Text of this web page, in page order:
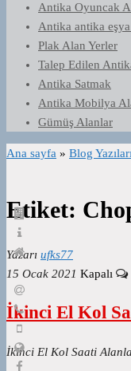
Antika Oyuncak
Antika antika
Plak Alan Yerler
Talep Edilen
Antika Satmak
Antika Mobilya
Gümüş Alanlar
Ana sayfa » Blog Yazıları
Etiket:
Yazarı ufks77
15 Ocak 2021 Kapalı
İkinci El Kol
İkinci El Kol Saati